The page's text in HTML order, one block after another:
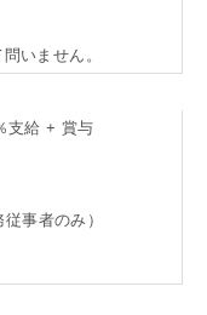
いません。
支給 + 賞与
事者のみ）